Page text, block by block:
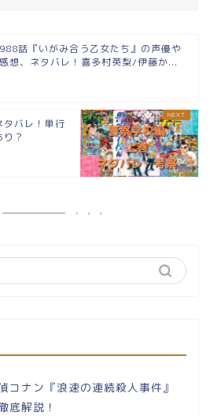
988話『いがみ合う乙女たち』の声優や
感想、ネタバレ！喜多村英梨/伊藤か...
バレ！単行
？
コナン『浪速の連続殺人事件』
底解説！